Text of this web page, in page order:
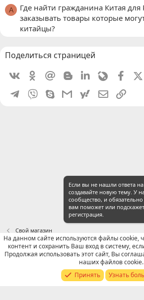
A
Где найти гражданина Китая для
заказывать товары которые
китайцы?
Поделиться страницей
VkontakteOdnoklassniki
Mail.ru BloggerLinkedin
Livejournal
Telegram
Viber SkypeGmailyahoomail
Свой магазин
Russian (RU)
Условия и правила
Политика конфиденциальности
Помощь
Если вы не нашли ответа
создавайте новую тему. У
сообщество, и обязательно
вам поможет или
регистрация.
На данном сайте используются файлы cookie,
контент и сохранить Ваш вход в систему,
Продолжая использовать этот сайт, Вы
наших файлов cookie.
Принять
Узнать